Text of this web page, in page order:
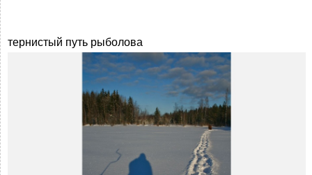
тернистый путь рыболова